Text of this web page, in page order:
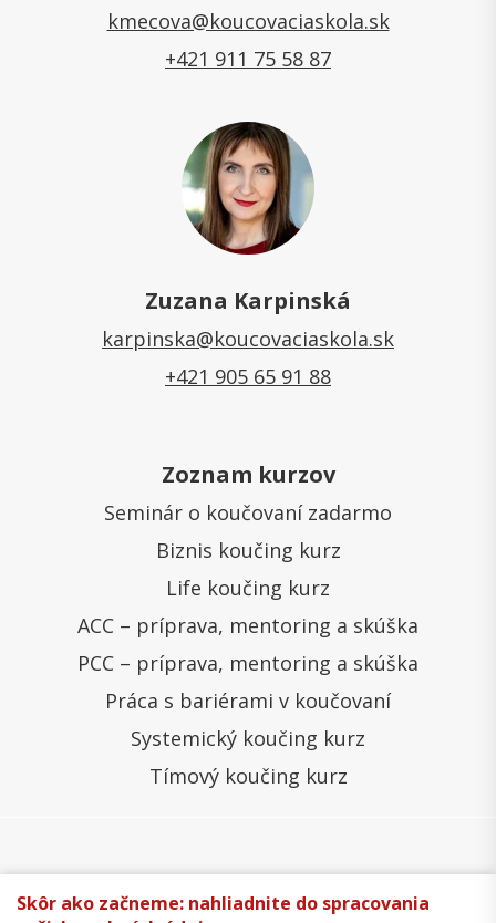
kmecova@koucovaciaskola.sk
+421 911 75 58 87
Zuzana Karpinská
karpinska@koucovaciaskola.sk
+421 905 65 91 88
Zoznam kurzov
Seminár o koučovaní zadarmo
Biznis koučing kurz
Life koučing kurz
ACC – príprava, mentoring a skúška
PCC – príprava, mentoring a skúška
Práca s bariérami v koučovaní
Systemický koučing kurz
Tímový koučing kurz
Všeobecné obchodné podmienky
Správa cookies
Skôr ako začneme: nahliadnite do spracovania